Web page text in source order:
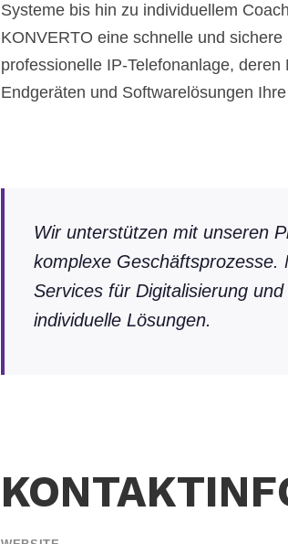
Systeme bis hin zu individuellem
KONVERTO eine schnelle und
professionelle IP-Telefonanlage,
Endgeräten und Softwarelösungen
Wir unterstützen mit unseren
komplexe Geschäftsprozesse.
Services für Digitalisierung
individuelle Lösungen.